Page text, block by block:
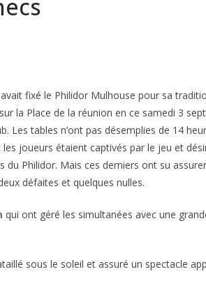
fixé le Philidor Mulhouse pour sa
la Place de la réunion en ce samedi 3
Les tables n’ont pas désemplies de 14
joueurs étaient captivés par le jeu et
Philidor. Mais ces derniers ont su
défaites et quelques nulles.
qui ont géré les simultanées avec une
sous le soleil et assuré un spectacle